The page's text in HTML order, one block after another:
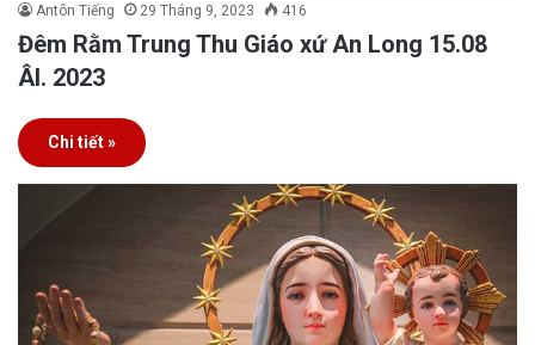
Antôn Tiếng 29 Tháng 9, 2023 416
Đêm Rằm Trung Thu Giáo xứ An Long 15.08
Âl. 2023
Chi tiết »